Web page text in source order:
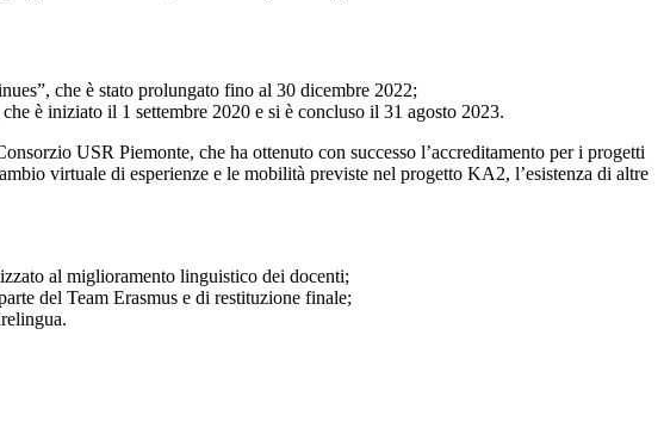
che è stato prolungato fino al 30 dicembre 2022;
è iniziato il 1 settembre 2020 e si è concluso il 31 agosto 2023.
USR Piemonte, che ha ottenuto con successo l’accreditamento per i progetti
virtuale di esperienze e le mobilità previste nel progetto KA2, l’esistenza di altre
al miglioramento linguistico dei docenti;
del Team Erasmus e di restituzione finale;